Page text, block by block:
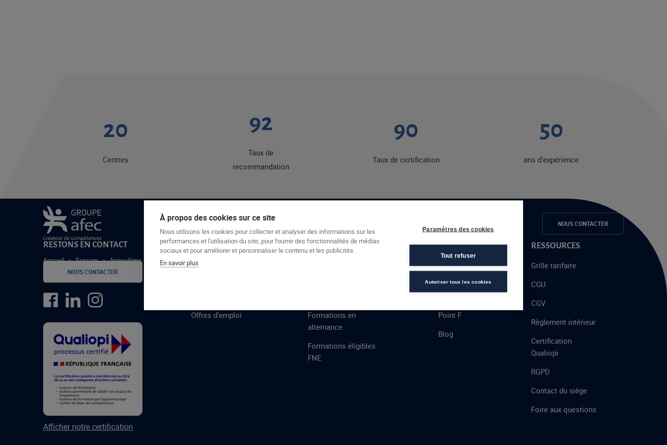
Le groupe Afec Formations Espace candidats NOUS CONTACTER
Accueil > Session > Angoulême – Cons. Comm. – 06/21
20
Centres
92
Taux de
recommandation
90
Taux de certification
50
ans d'expérience
RESTONS EN CONTACT
NOUS CONTACTER
Afficher notre certification
GROUPE AFEC
Formations
Offres d'emploi
PRESTATIONS
Formations en
alternance
Formations éligibles
FNE
À PROPOS
Talent
Point F
Blog
RESSOURCES
Grille tarifaire
CGU
CGV
Règlement intérieur
Certification
Qualiopi
RGPD
Contact du siège
Foire aux questions
À propos des cookies sur ce site
Nous utilisons les cookies pour collecter et analyser des informations sur les
performances et l'utilisation du site, pour fournir des fonctionnalités de médias
sociaux et pour améliorer et personnaliser le contenu et les publicités.
En savoir plus
Paramètres des cookies
Tout refuser
Autoriser tous les cookies